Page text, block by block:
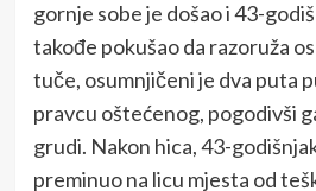
gornje sobe je došao i 43-
takođe pokušao da razoruža
tuče, osumnjičeni je dva puta
pravcu oštećenog, pogodivši
grudi. Nakon hica, 43-
preminuo na licu mjesta od